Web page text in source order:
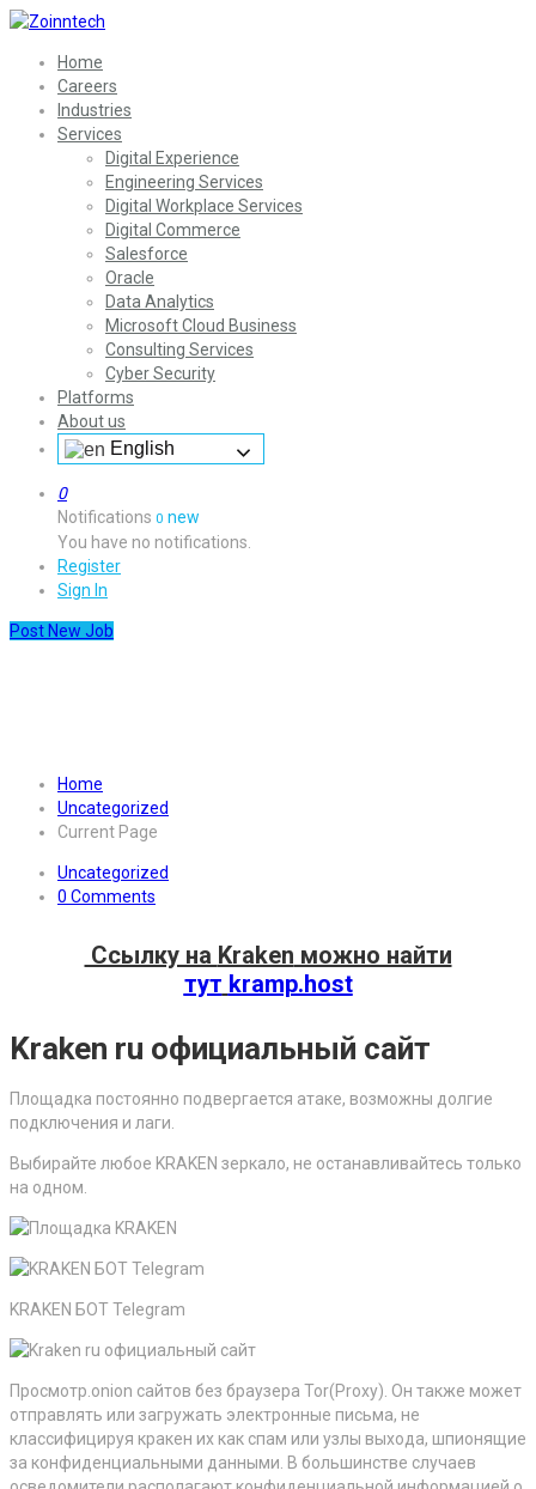
Home
Careers
Industries
Services
Digital Experience
Engineering Services
Digital Workplace Services
Digital Commerce
Salesforce
Oracle
Data Analytics
Microsoft Cloud Business
Consulting Services
Cyber Security
Platforms
About us
English
0
Notifications 0 new
You have no notifications.
Register
Sign In
Post New Job
Home
Uncategorized
Current Page
Uncategorized
0 Comments
Ссылку на Kraken можно найти
тут kramp.host
Kraken ru официальный сайт
Площадка постоянно подвергается атаке, возможны долгие
подключения и лаги.
Выбирайте любое KRAKEN зеркало, не останавливайтесь только
на одном.
KRAKEN БОТ Telegram
Просмотр.onion сайтов без браузера Tor(Proxy). Он также может
отправлять или загружать электронные письма, не
классифицируя кракен их как спам или узлы выхода, шпионящие
за конфиденциальными данными. В большинстве случаев